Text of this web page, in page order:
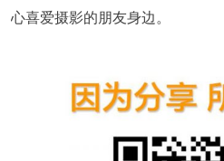
心喜爱摄影的朋友身边。